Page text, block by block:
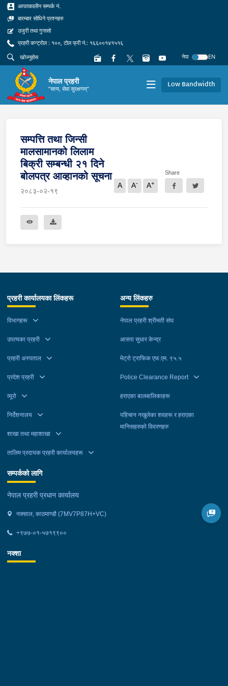
आपतकालीन सम्पर्क नं.
बारम्बार सोधिने प्रश्नहरु
उजुरी तथा गुनासो
प्रहरी कन्ट्रोल : १००, टोल फ्री नं.: १६६००१४१५१६
नेपा
EN
नेपाल प्रहरी
"सत्य, सेवा सुरक्षणम्" Low Bandwidth
सम्पत्ति तथा जिन्सी
मालसामानको लिलाम
बिक्री सम्बन्धी २१ दिने
बोलपत्र आव्हानको सूचना
२०८३-०२-१९
A A- A+
Share
प्रहरी कार्यालयका लिंकहरू
विभागहरू
उपत्यका प्रहरी
प्रहरी अस्पताल
प्रदेश प्रहरी
व्यूरो
निर्देशनालय
शाखा तथा महाशाखा
तालिम प्रदायक प्रहरी कार्यालयहरू
अन्य लिंकहरु
नेपाल प्रहरी श्रीमती संघ
आसरा सुधार केन्द्र
मेट्रो ट्राफिक एफ.एम. ९५.५
Police Clearance Report
हराएका बालबालिकाहरू
पहिचान नखुलेका शवहरू र हराएका
मानिसहरुको विवरणहरु
सम्पर्कको लागि
नेपाल प्रहरी प्रधान कार्यालय
नक्साल, काठमाण्डौ (7MV7P87H+VC)
+९७७-०१-५७१९९००
नक्शा